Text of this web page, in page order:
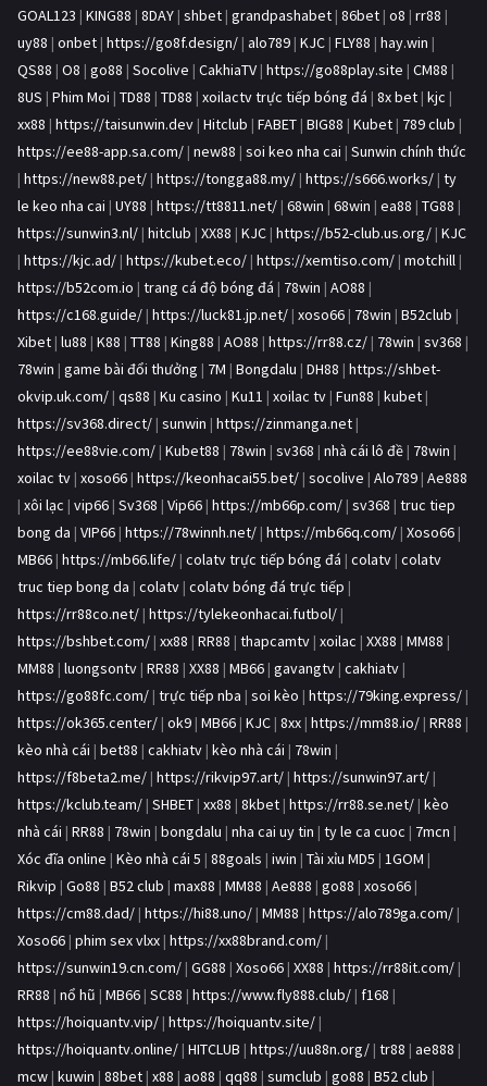
GOAL123 | KING88 | 8DAY | shbet | grandpashabet | 86bet | o8 | rr88 |
uy88 | onbet | https://go8f.design/ | alo789 | KJC | FLY88 | hay.win |
QS88 | O8 | go88 | Socolive | CakhiaTV | https://go88play.site | CM88 |
8US | Phim Moi | TD88 | TD88 | xoilactv trực tiếp bóng đá | 8x bet | kjc |
xx88 | https://taisunwin.dev | Hitclub | FABET | BIG88 | Kubet | 789 club |
https://ee88-app.sa.com/ | new88 | soi keo nha cai | Sunwin chính thức
| https://new88.pet/ | https://tongga88.my/ | https://s666.works/ | ty
le keo nha cai | UY88 | https://tt8811.net/ | 68win | 68win | ea88 | TG88 |
https://sunwin3.nl/ | hitclub | XX88 | KJC | https://b52-club.us.org/ | KJC
| https://kjc.ad/ | https://kubet.eco/ | https://xemtiso.com/ | motchill |
https://b52com.io | trang cá độ bóng đá | 78win | AO88 |
https://c168.guide/ | https://luck81.jp.net/ | xoso66 | 78win | B52club |
Xibet | lu88 | K88 | TT88 | King88 | AO88 | https://rr88.cz/ | 78win | sv368 |
78win | game bài đổi thưởng | 7M | Bongdalu | DH88 | https://shbet-
okvip.uk.com/ | qs88 | Ku casino | Ku11 | xoilac tv | Fun88 | kubet |
https://sv368.direct/ | sunwin | https://zinmanga.net |
https://ee88vie.com/ | Kubet88 | 78win | sv368 | nhà cái lô đề | 78win |
xoilac tv | xoso66 | https://keonhacai55.bet/ | socolive | Alo789 | Ae888
| xôi lạc | vip66 | Sv368 | Vip66 | https://mb66p.com/ | sv368 | truc tiep
bong da | VIP66 | https://78winnh.net/ | https://mb66q.com/ | Xoso66 |
MB66 | https://mb66.life/ | colatv trực tiếp bóng đá | colatv | colatv
truc tiep bong da | colatv | colatv bóng đá trực tiếp |
https://rr88co.net/ | https://tylekeonhacai.futbol/ |
https://bshbet.com/ | xx88 | RR88 | thapcamtv | xoilac | XX88 | MM88 |
MM88 | luongsontv | RR88 | XX88 | MB66 | gavangtv | cakhiatv |
https://go88fc.com/ | trực tiếp nba | soi kèo | https://79king.express/ |
https://ok365.center/ | ok9 | MB66 | KJC | 8xx | https://mm88.io/ | RR88 |
kèo nhà cái | bet88 | cakhiatv | kèo nhà cái | 78win |
https://f8beta2.me/ | https://rikvip97.art/ | https://sunwin97.art/ |
https://kclub.team/ | SHBET | xx88 | 8kbet | https://rr88.se.net/ | kèo
nhà cái | RR88 | 78win | bongdalu | nha cai uy tin | ty le ca cuoc | 7mcn |
Xóc đĩa online | Kèo nhà cái 5 | 88goals | iwin | Tài xỉu MD5 | 1GOM |
Rikvip | Go88 | B52 club | max88 | MM88 | Ae888 | go88 | xoso66 |
https://cm88.dad/ | https://hi88.uno/ | MM88 | https://alo789ga.com/ |
Xoso66 | phim sex vlxx | https://xx88brand.com/ |
https://sunwin19.cn.com/ | GG88 | Xoso66 | XX88 | https://rr88it.com/ |
RR88 | nổ hũ | MB66 | SC88 | https://www.fly888.club/ | f168 |
https://hoiquantv.vip/ | https://hoiquantv.site/ |
https://hoiquantv.online/ | HITCLUB | https://uu88n.org/ | tr88 | ae888 |
mcw | kuwin | 88bet | x88 | ao88 | qq88 | sumclub | go88 | B52 club |